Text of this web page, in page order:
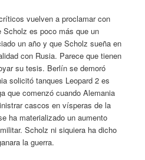
vuelven a proclamar con
Scholz es poco más que un
un año y que Scholz sueña en
con Rusia. Parece que tienen
su tesis. Berlín se demoró
solicitó tanques Leopard 2 es
que comenzó cuando Alemania
cascos en vísperas de la
ha materializado un aumento
Scholz ni siquiera ha dicho
la guerra.